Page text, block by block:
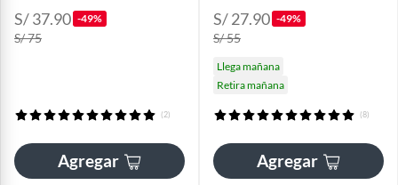
S/ 37.90 -49%
S/ 75
(2)
Agregar
S/ 27.90 -49%
S/ 55
Llega mañana
Retira mañana
(8)
Agregar